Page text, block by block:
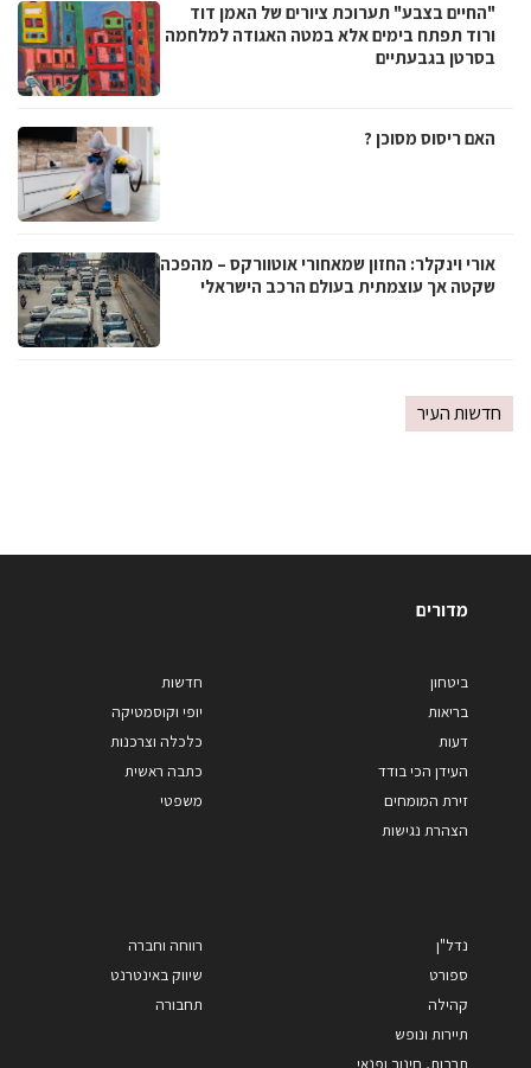
"החיים בצבע" תערוכת ציורים של האמן דוד
ורוד תפתח בימים אלא במטה האגודה למלחמה
בסרטן בגבעתיים
האם ריסוס מסוכן ?
אורי וינקלר: החזון שמאחורי אוטוורקס – מהפכה
שקטה אך עוצמתית בעולם הרכב הישראלי
חדשות העיר
מדורים
ביטחון
בריאות
דעות
העידן הכי בודד
זירת המומחים
הצהרת נגישות
חדשות
יופי וקוסמטיקה
כלכלה וצרכנות
כתבה ראשית
משפטי
נדל"ן
ספורט
קהילה
תיירות ונופש
תרבות, חינוך ופנאי
רווחה וחברה
שיווק באינטרנט
תחבורה